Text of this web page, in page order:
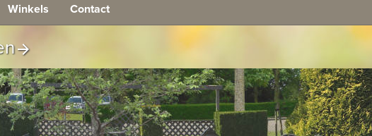
Winkels Contact
arrow_forward